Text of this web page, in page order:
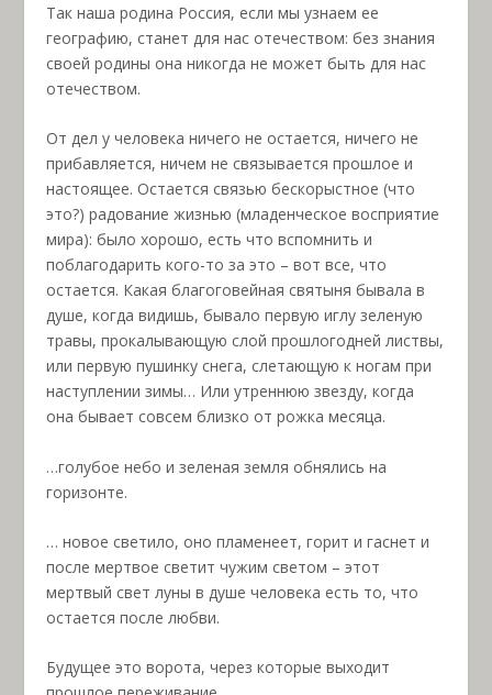
Так наша родина Россия, если мы узнаем ее
географию, станет для нас отечеством: без знания
своей родины она никогда не может быть для нас
отечеством.
От дел у человека ничего не остается, ничего не
прибавляется, ничем не связывается прошлое и
настоящее. Остается связью бескорыстное (что
это?) радование жизнью (младенческое восприятие
мира): было хорошо, есть что вспомнить и
поблагодарить кого-то за это – вот все, что
остается. Какая благоговейная святыня бывала в
душе, когда видишь, бывало первую иглу зеленую
травы, прокалывающую слой прошлогодней листвы,
или первую пушинку снега, слетающую к ногам при
наступлении зимы… Или утреннюю звезду, когда
она бывает совсем близко от рожка месяца.
…голубое небо и зеленая земля обнялись на
горизонте.
… новое светило, оно пламенеет, горит и гаснет и
после мертвое светит чужим светом – этот
мертвый свет луны в душе человека есть то, что
остается после любви.
Будущее это ворота, через которые выходит